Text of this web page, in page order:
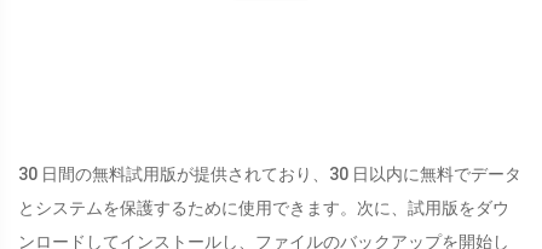
30 日間の無料試用版が提供されており、30 日以内に無料でデータ
とシステムを保護するために使用できます。次に、試用版をダウ
ンロードしてインストールし、ファイルのバックアップを開始し